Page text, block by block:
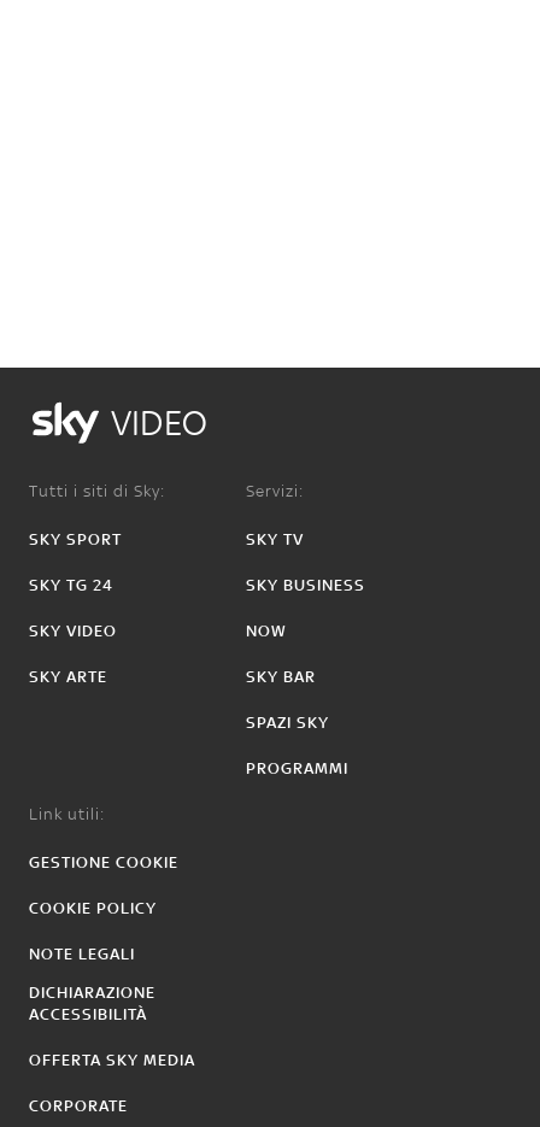
VIDEO
Tutti i siti di Sky:
SKY SPORT
SKY TG 24
SKY VIDEO
SKY ARTE
Servizi:
SKY TV
SKY BUSINESS
NOW
SKY BAR
SPAZI SKY
PROGRAMMI
Link utili:
GESTIONE COOKIE
COOKIE POLICY
NOTE LEGALI
DICHIARAZIONE
ACCESSIBILITÀ
OFFERTA SKY MEDIA
CORPORATE